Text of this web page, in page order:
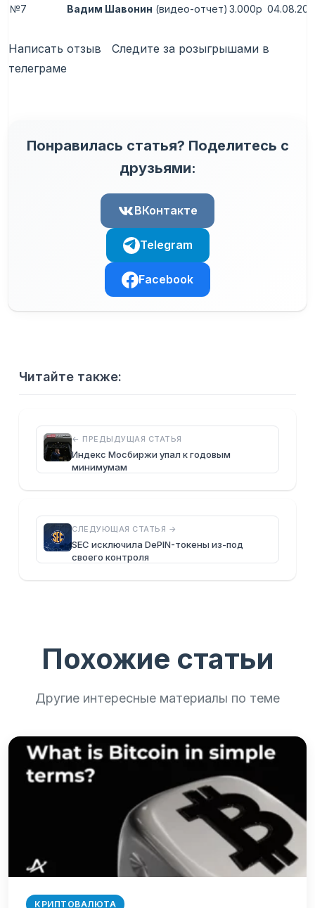
№7
Вадим Шавонин (видео-отчет) 3.000р
Написать отзыв Следите за розыгрышами в
телеграме
Понравилась статья? Поделитесь с
друзьями:
ВКонтакте
Telegram
Facebook
Читайте также:
← ПРЕДЫДУЩАЯ СТАТЬЯ
Индекс Мосбиржи упал к годовым
минимумам
СЛЕДУЮЩАЯ СТАТЬЯ →
SEC исключила DePIN-токены из-под
своего контроля
Похожие статьи
Другие интересные материалы по теме
КРИПТОВАЛЮТА